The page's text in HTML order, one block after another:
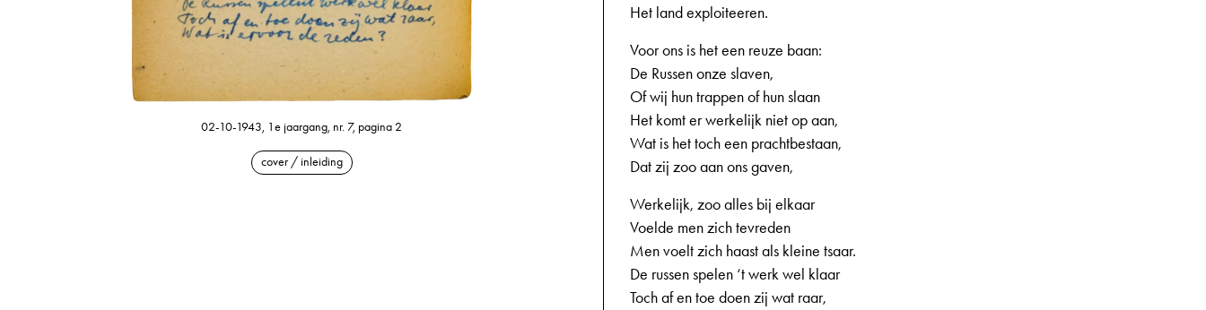
02-10-1943, 1e jaargang, nr. 7, pagina 2 02-10-1943, 1e jaargang, nr. 7, pagina 3
cover / inleiding
Het land exploiteeren.
Voor ons is het een reuze baan:
De Russen onze slaven,
Of wij hun trappen of hun slaan
Het komt er werkelijk niet op aan,
Wat is het toch een prachtbestaan,
Dat zij zoo aan ons gaven,
Werkelijk, zoo alles bij elkaar
Voelde men zich tevreden
Men voelt zich haast als kleine tsaar.
De russen spelen ‘t werk wel klaar
Toch af en toe doen zij wat raar,